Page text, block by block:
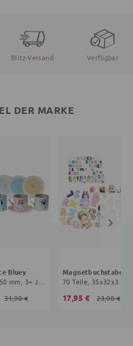
Blitz-Versand Verfügbar
DER MARKE
Bluey
10 Teile, 50 mm, 3+ Jahre, bunt
31,90 € 17,95 € 23,90 €